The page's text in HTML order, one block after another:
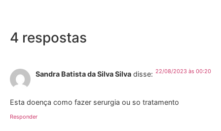
4 respostas
Sandra Batista da Silva Silva disse: 22/08/2023 às 00:20
Esta doença como fazer serurgia ou so tratamento
Responder